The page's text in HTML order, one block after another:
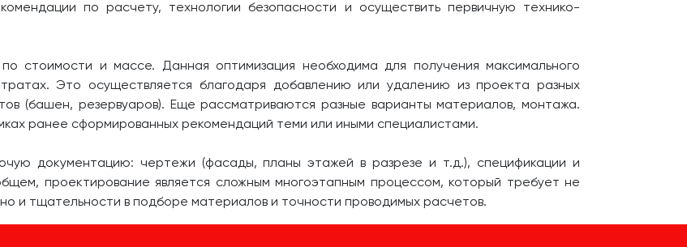
по расчету, технологии безопасности и осуществить первичную технико-
стоимости и массе. Данная оптимизация необходима для получения максимального
Это осуществляется благодаря добавлению или удалению из проекта разных
(башен, резервуаров). Еще рассматриваются разные варианты материалов, монтажа.
ранее сформированных рекомендаций теми или иными специалистами.
документацию: чертежи (фасады, планы этажей в разрезе и т.д.), спецификации и
проектирование является сложным многоэтапным процессом, который требует не
и тщательности в подборе материалов и точности проводимых расчетов.